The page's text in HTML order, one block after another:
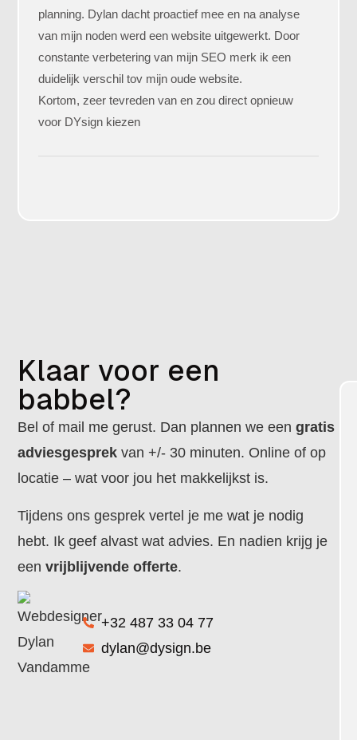
planning. Dylan dacht proactief mee en na analyse
van mijn noden werd een website uitgewerkt. Door
constante verbetering van mijn SEO merk ik een
duidelijk verschil tov mijn oude website.
Kortom, zeer tevreden van en zou direct opnieuw
voor DYsign kiezen
Klaar voor een
babbel?
Bel of mail me gerust. Dan plannen we eengratis
adviesgesprekvan +/- 30 minuten. Online of op
locatie – wat voor jou het makkelijkst is.
Tijdens ons gesprek vertel je me wat je nodig
hebt. Ik geef alvast wat advies. En nadien krijg je
eenvrijblijvende offerte.
+32 487 33 04 77
dylan@dysign.be